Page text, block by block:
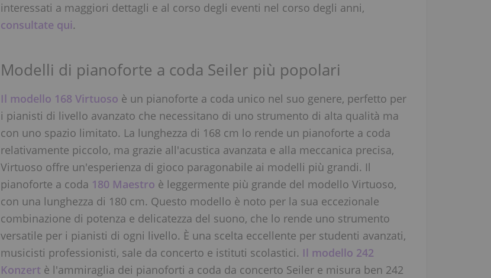
interessati a maggiori dettagli e al corso degli eventi nel corso degli anni,
consultate qui.
Modelli di pianoforte a coda Seiler più popolari
Il modello 168 Virtuoso è un pianoforte a coda unico nel suo genere, perfetto per
i pianisti di livello avanzato che necessitano di uno strumento di alta qualità ma
con uno spazio limitato. La lunghezza di 168 cm lo rende un pianoforte a coda
relativamente piccolo, ma grazie all'acustica avanzata e alla meccanica precisa,
Virtuoso offre un'esperienza di gioco paragonabile ai modelli più grandi. Il
pianoforte a coda 180 Maestro è leggermente più grande del modello Virtuoso,
con una lunghezza di 180 cm. Questo modello è noto per la sua eccezionale
combinazione di potenza e delicatezza del suono, che lo rende uno strumento
versatile per i pianisti di ogni livello. È una scelta eccellente per studenti avanzati,
musicisti professionisti, sale da concerto e istituti scolastici. Il modello 242
Konzert è l'ammiraglia dei pianoforti a coda da concerto Seiler e misura ben 242